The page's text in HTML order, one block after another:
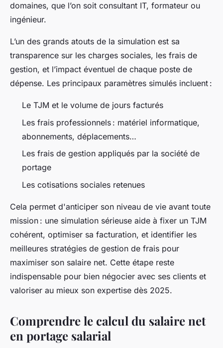
domaines, que l’on soit consultant IT, formateur ou
ingénieur.
L’un des grands atouts de la simulation est sa
transparence sur les charges sociales, les frais de
gestion, et l’impact éventuel de chaque poste de
dépense. Les principaux paramètres simulés incluent :
Le TJM et le volume de jours facturés
Les frais professionnels : matériel informatique,
abonnements, déplacements…
Les frais de gestion appliqués par la société de
portage
Les cotisations sociales retenues
Cela permet d'anticiper son niveau de vie avant toute
mission : une simulation sérieuse aide à fixer un TJM
cohérent, optimiser sa facturation, et identifier les
meilleures stratégies de gestion de frais pour
maximiser son salaire net. Cette étape reste
indispensable pour bien négocier avec ses clients et
valoriser au mieux son expertise dès 2025.
Comprendre le calcul du salaire net
en portage salarial